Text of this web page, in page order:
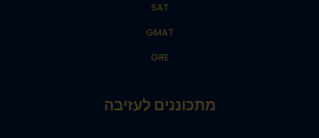
SAT
GMAT
GRE
מתכוננים לעזיבה